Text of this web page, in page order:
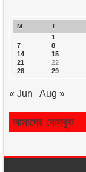
M T
1
7
8
14
15
21
22
28
29
« Jun Aug »
আমাদের ফেসবুক